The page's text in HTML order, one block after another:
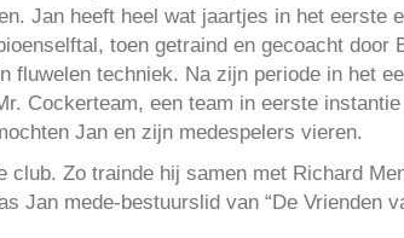
Jan heeft heel wat jaartjes in het eerste
toen getraind en gecoacht door
fluwelen techniek. Na zijn periode in het
Cockerteam, een team in eerste
Jan en zijn medespelers vieren.
club. Zo trainde hij samen met Richard
Jan mede-bestuurslid van “De Vrienden